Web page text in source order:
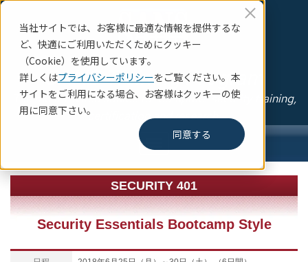
当社サイトでは、お客様に最適な情報を提供するな
ど、快適にご利用いただくためにクッキー
（Cookie）を使用しています。
詳しくはプライバシーポリシーをご覧ください。本
サイトをご利用になる場合、お客様はクッキーの使
用に同意下さい。
同意する
SANS Training Program
The most trusted source for computer security training,
certification and research.
SECURITY 401
Security Essentials Bootcamp Style